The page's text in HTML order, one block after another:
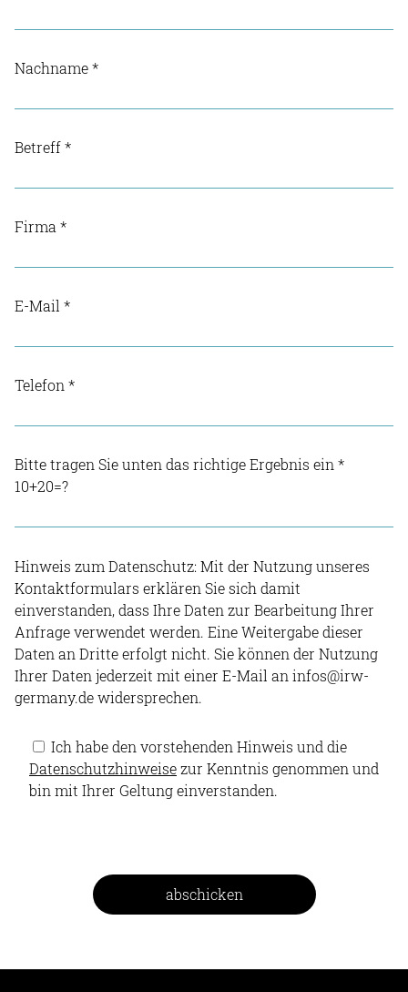
Nachname*
Betreff*
Firma*
E-Mail *
Telefon*
Bitte tragen Sie unten das richtige Ergebnis ein*
10+20=?
Hinweis zum Datenschutz: Mit der Nutzung unseres
Kontaktformulars erklären Sie sich damit
einverstanden, dass Ihre Daten zur Bearbeitung Ihrer
Anfrage verwendet werden. Eine Weitergabe dieser
Daten an Dritte erfolgt nicht. Sie können der Nutzung
Ihrer Daten jederzeit mit einer E-Mail an infos@irw-
germany.de widersprechen.
Ich habe den vorstehenden Hinweis und die
Datenschutzhinweisezur Kenntnis genommen und
bin mit Ihrer Geltung einverstanden.